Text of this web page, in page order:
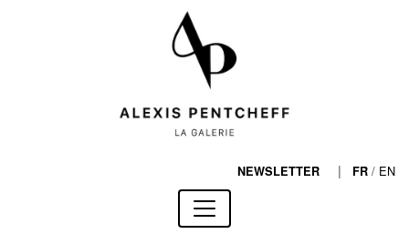
NEWSLETTER | FR / EN